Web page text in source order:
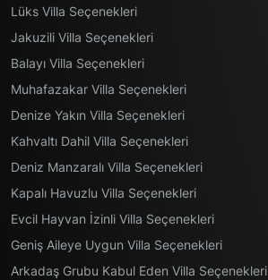
Lüks Villa Seçenekleri
Jakuzili Villa Seçenekleri
Balayı Villa Seçenekleri
Muhafazakar Villa Seçenekleri
Denize Yakın Villa Seçenekleri
Kahvaltı Dahil Villa Seçenekleri
Deniz Manzaralı Villa Seçenekleri
Kapalı Havuzlu Villa Seçenekleri
Evcil Hayvan İzinli Villa Seçenekleri
Geniş Aileye Uygun Villa Seçenekleri
Arkadaş Grubu Kabul Eden Villa Seçenekleri